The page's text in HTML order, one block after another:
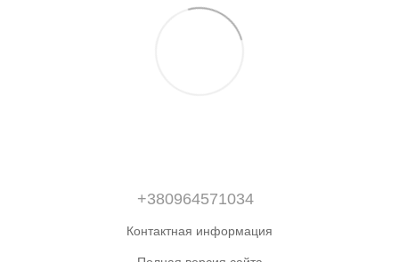
+380964571034
Контактная информация